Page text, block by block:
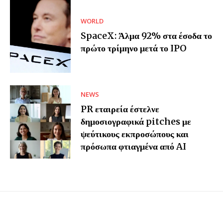
WORLD
SpaceX: Άλμα 92% στα έσοδα το
πρώτο τρίμηνο μετά το IPO
NEWS
PR εταιρεία έστελνε
δημοσιογραφικά pitches με
ψεύτικους εκπροσώπους και
πρόσωπα φτιαγμένα από AI